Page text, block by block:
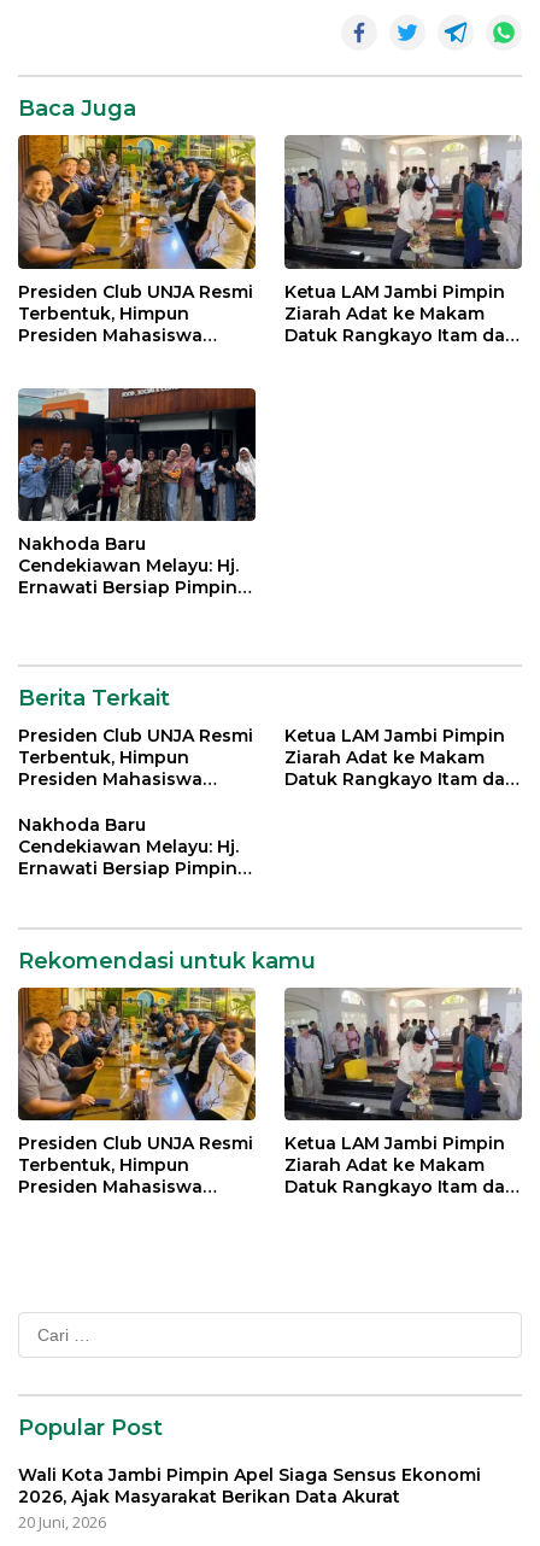
Baca Juga
Presiden Club UNJA Resmi
Terbentuk, Himpun
Presiden Mahasiswa
dan Bangsa
Ketua LAM Jambi Pimpin
Ziarah Adat ke Makam
Datuk Rangkayo Itam dan
Nakhoda Baru
Cendekiawan Melayu: Hj.
Ernawati Bersiap Pimpin
Berita Terkait
Presiden Club UNJA Resmi
Terbentuk, Himpun
Presiden Mahasiswa
Mengabdi bagi Almamater
dan Bangsa
Ketua LAM Jambi Pimpin
Ziarah Adat ke Makam
Datuk Rangkayo Itam dan
Nakhoda Baru
Cendekiawan Melayu: Hj.
Ernawati Bersiap Pimpin
Rekomendasi untuk kamu
Presiden Club UNJA Resmi
Terbentuk, Himpun
Presiden Mahasiswa
Ketua LAM Jambi Pimpin
Ziarah Adat ke Makam
Datuk Rangkayo Itam dan
Cari
untuk:
Popular Post
Wali Kota Jambi Pimpin Apel Siaga Sensus Ekonomi
2026, Ajak Masyarakat Berikan Data Akurat
20 Juni, 2026